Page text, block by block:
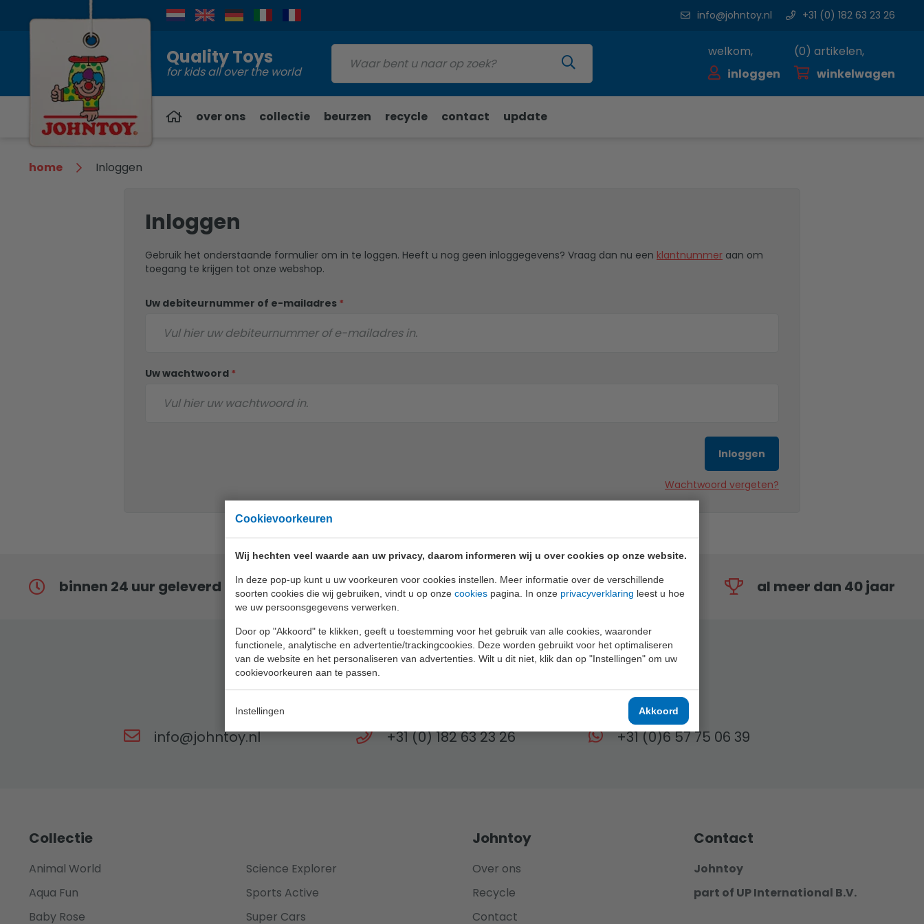
Cookievoorkeuren
Wij hechten veel waarde aan uw privacy, daarom informeren wij u over cookies op onze website.
In deze pop-up kunt u uw voorkeuren voor cookies instellen. Meer informatie over de verschillende
soorten cookies die wij gebruiken, vindt u op onze cookies pagina. In onze privacyverklaring leest u hoe
we uw persoonsgegevens verwerken.
Door op "Akkoord" te klikken, geeft u toestemming voor het gebruik van alle cookies, waaronder
functionele, analytische en advertentie/trackingcookies. Deze worden gebruikt voor het optimaliseren
van de website en het personaliseren van advertenties. Wilt u dit niet, klik dan op "Instellingen" om uw
cookievoorkeuren aan te passen.
Instellingen Akkoord
Contact
info@johntoy.nl +31 (0) 182 63 23 26
Quality Toys
for kids all over the world
welkom,
inloggen
(0) artikelen,
winkelwagen
over ons collectie beurzen recycle contact update
home Inloggen
Inloggen
Gebruik het onderstaande formulier om in te loggen. Heeft u nog geen inloggegevens? Vraag dan nu een klantnummer aan om
toegang te krijgen tot onze webshop.
Uw debiteurnummer of e-mailadres *
Uw wachtwoord *
Inloggen
Wachtwoord vergeten?
binnen 24 uur geleverd alleen de beste kwaliteit al meer dan 40 jaar
Ons team staat elke werkdag tot 17:00 voor u klaar!
info@johntoy.nl
+31 (0) 182 63 23 26 +31 (0)6 57 75 06 39
Collectie
Animal World
Aqua Fun
Baby Rose
Science Explorer
Sports Active
Super Cars
Johntoy
Over ons
Recycle
Contact
Contact
Johntoy
part of UP International B.V.